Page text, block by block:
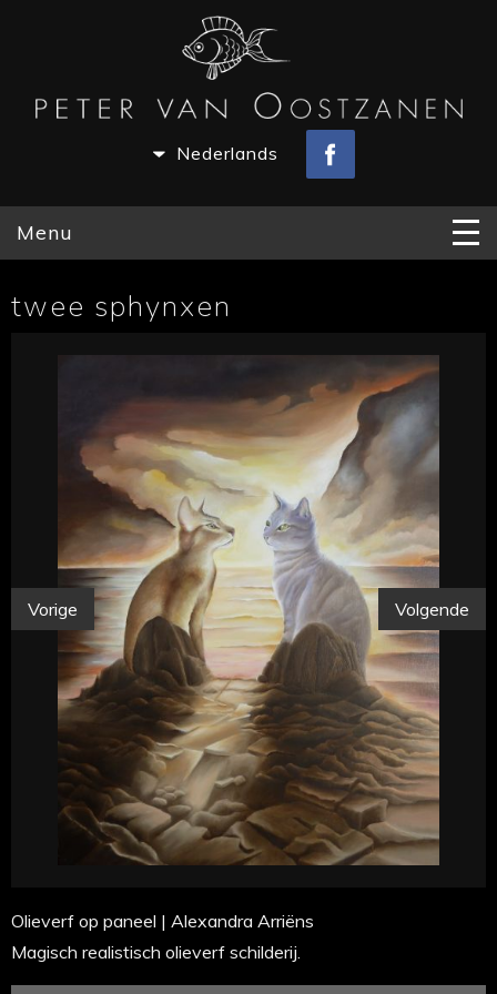
Nederlands
Menu
twee sphynxen
Vorige Volgende
Olieverf op paneel | Alexandra Arriëns
Magisch realistisch olieverf schilderij.